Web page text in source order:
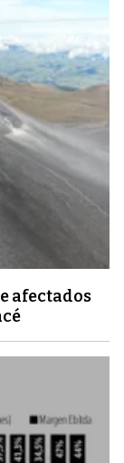
afectados